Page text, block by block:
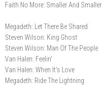
Faith No More: Smaller And Smaller
Megadeth: Let There Be Shared
Steven Wilson: King Ghost
Steven Wilson: Man Of The People
Van Halen: Feelin'
Van Halen: When It's Love
Megadeth: Ride The Lightning